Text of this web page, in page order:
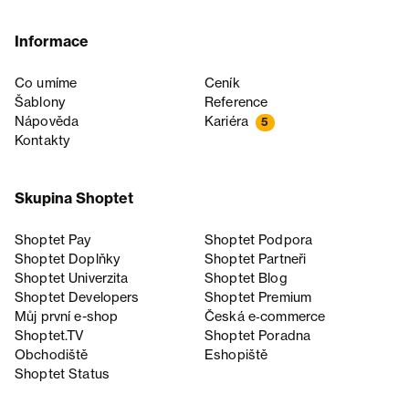
Informace
Co umíme
Ceník
Šablony
Reference
Nápověda
Kariéra 5
Kontakty
Skupina Shoptet
Shoptet Pay
Shoptet Podpora
Shoptet Doplňky
Shoptet Partneři
Shoptet Univerzita
Shoptet Blog
Shoptet Developers
Shoptet Premium
Můj první e-shop
Česká e‑commerce
Shoptet.TV
Shoptet Poradna
Obchodiště
Eshopiště
Shoptet Status